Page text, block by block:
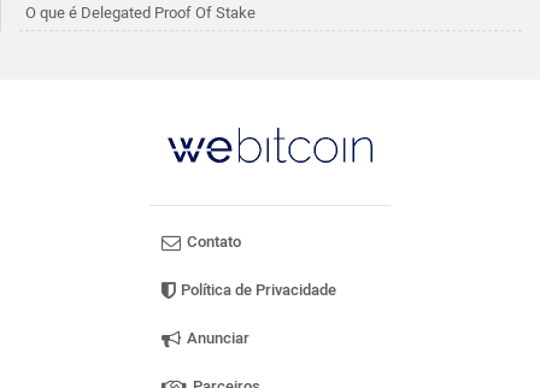
O que é Delegated Proof Of Stake
Contato
Política de Privacidade
Anunciar